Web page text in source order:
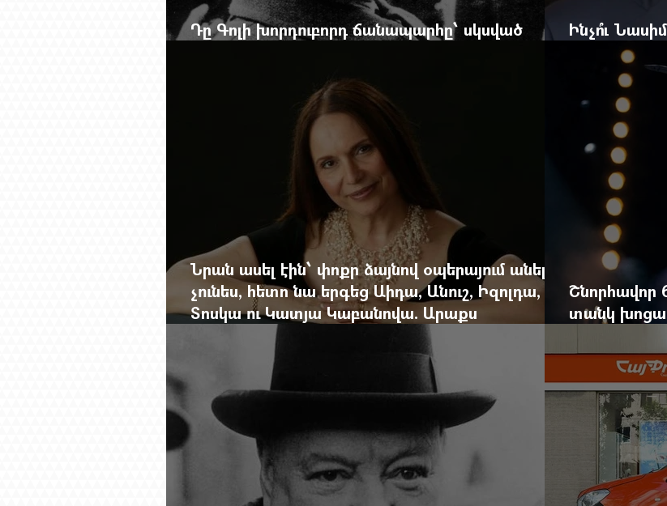
Դը Գոլի խորդուբորդ ճանապարհը՝ սկսված
Ինչո՞ւ
հրավերքը
Նրան ասել էին՝ փոքր ձայնով օպերայում անելիք
չունես, հետո նա երգեց Աիդա, Անուշ, Իզոլդա,
Տոսկա ու Կատյա Կաբանովա. Արաքս
Մանսուրյանը 80 տարեկան է
Շնորհավոր
տանկ